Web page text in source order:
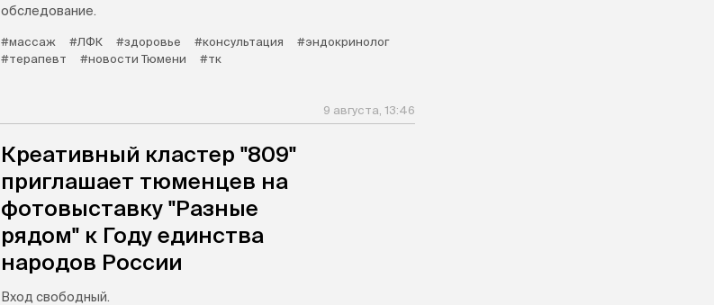
обследование.
#массаж #ЛФК #здоровье #консультация
#эндокринолог
#терапевт
#новости Тюмени #тк
9 августа, 13:46
Креативный кластер "809"
приглашает тюменцев на
фотовыставку "Разные
рядом" к Году единства
народов России
Вход свободный.